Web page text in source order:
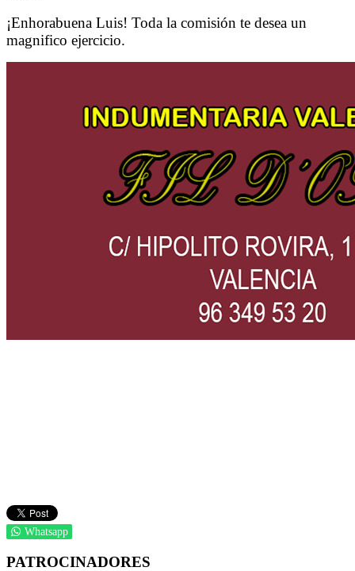
¡Enhorabuena Luis! Toda la comisión te desea un
magnifico ejercicio.
Whatsapp
PATROCINADORES